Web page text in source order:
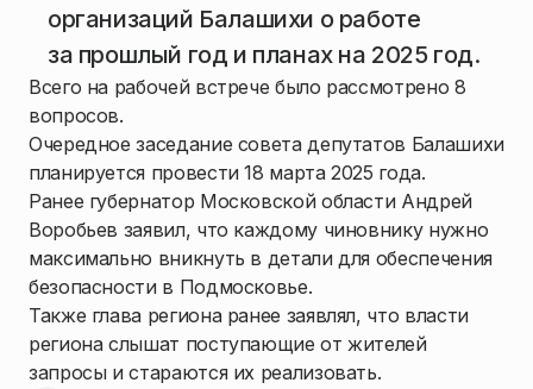
организаций Балашихи о работе
за прошлый год и планах на 2025 год.
Всего на рабочей встрече было рассмотрено 8
вопросов.
Очередное заседание совета депутатов Балашихи
планируется провести 18 марта 2025 года.
Ранее губернатор Московской области Андрей
Воробьев заявил, что каждому чиновнику нужно
максимально вникнуть в детали для обеспечения
безопасности в Подмосковье.
Также глава региона ранее заявлял, что власти
региона слышат поступающие от жителей
запросы и стараются их реализовать.